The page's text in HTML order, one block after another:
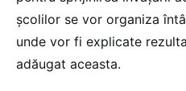
școlilor se vor organiza
unde vor fi explicate
adăugat aceasta.